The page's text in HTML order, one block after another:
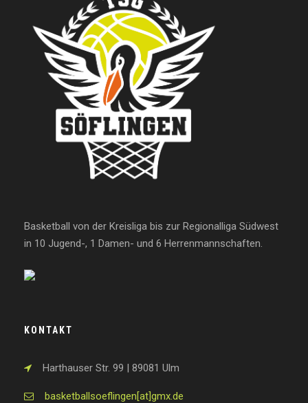
Basketball von der Kreisliga bis zur Regionalliga Südwest
in 10 Jugend-, 1 Damen- und 6 Herrenmannschaften.
KONTAKT
Harthauser Str. 99 | 89081 Ulm
basketballsoeflingen[at]gmx.de